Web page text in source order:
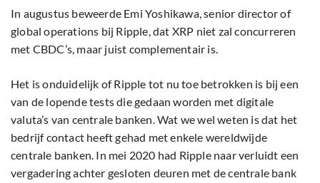
In augustus beweerde Emi Yoshikawa, senior director of
global operations bij Ripple, dat XRP niet zal concurreren
met CBDC’s, maar juist complementair is.
Het is onduidelijk of Ripple tot nu toe betrokken is bij een
van de lopende tests die gedaan worden met digitale
valuta’s van centrale banken. Wat we wel weten is dat het
bedrijf contact heeft gehad met enkele wereldwijde
centrale banken. In mei 2020 had Ripple naar verluidt een
vergadering achter gesloten deuren met de centrale bank